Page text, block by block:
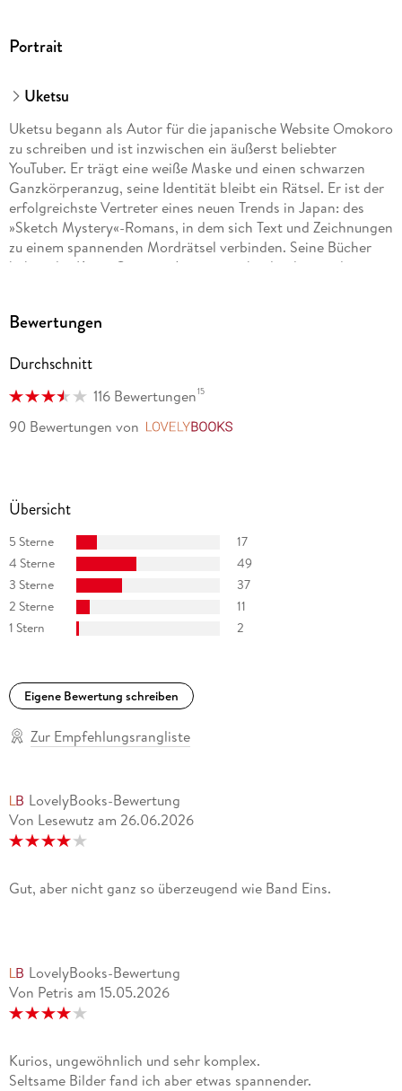
Portrait
Uketsu
Uketsu begann als Autor für die japanische Website Omokoro
zu schreiben und ist inzwischen ein äußerst beliebter
YouTuber. Er trägt eine weiße Maske und einen schwarzen
Ganzkörperanzug, seine Identität bleibt ein Rätsel. Er ist der
erfolgreichste Vertreter eines neuen Trends in Japan: des
»Sketch Mystery«-Romans, in dem sich Text und Zeichnungen
zu einem spannenden Mordrätsel verbinden. Seine Bücher
haben das Krimi-Genre in Japan entscheidend verändert.
Bewertungen
Durchschnitt
116 Bewertungen15
90 Bewertungen von
Übersicht
5 Sterne
17
4 Sterne
49
3 Sterne
37
2 Sterne
11
1 Stern
2
Eigene Bewertung schreiben
Zur Empfehlungsrangliste
LovelyBooks-Bewertung
Von Lesewutz am 26.06.2026
Gut, aber nicht ganz so überzeugend wie Band Eins.
LovelyBooks-Bewertung
Von Petris am 15.05.2026
Kurios, ungewöhnlich und sehr komplex.
Seltsame Bilder fand ich aber etwas spannender.